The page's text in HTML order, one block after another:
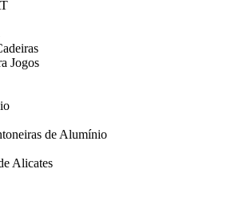
Jogos
de Alumínio
Alicates